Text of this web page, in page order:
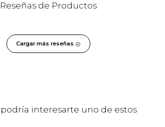
Reseñas de Productos
Cargar más reseñas
interesarte uno de estos